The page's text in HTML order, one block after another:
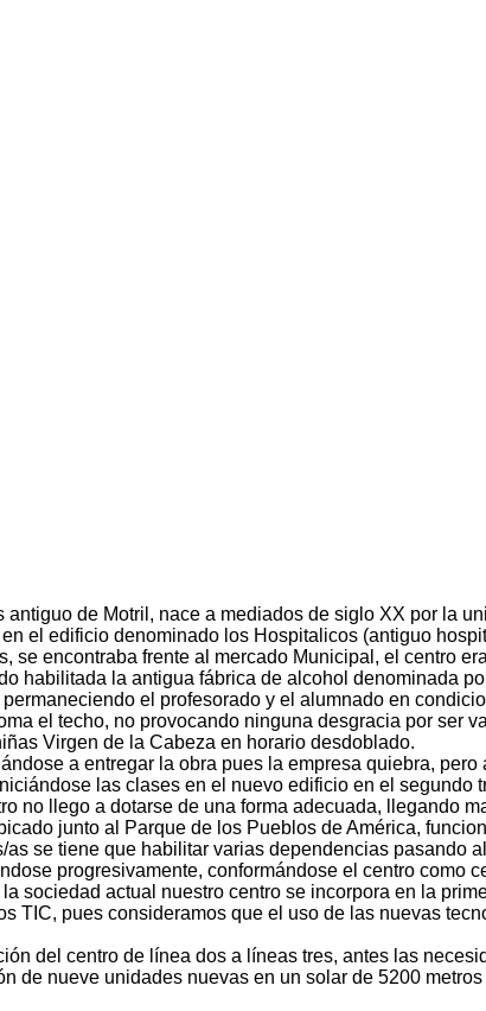
de Motril, nace a mediados de siglo XX por la
el edificio denominado los Hospitalicos (antiguo
, se encontraba frente al mercado Municipal, el centro
habilitada la antigua fábrica de alcohol denominada
el profesorado y el alumnado en
el techo, no provocando ninguna desgracia por ser
Virgen de la Cabeza en horario desdoblado.
a entregar la obra pues la empresa quiebra,
las clases en el nuevo edificio en el segundo
no llego a dotarse de una forma adecuada, llegando
junto al Parque de los Pueblos de América,
se tiene que habilitar varias dependencias pasando
progresivamente, conformándose el centro como
sociedad actual nuestro centro se incorpora en la
TIC, pues consideramos que el uso de las nuevas
del centro de línea dos a líneas tres, antes las
de nueve unidades nuevas en un solar de 5200